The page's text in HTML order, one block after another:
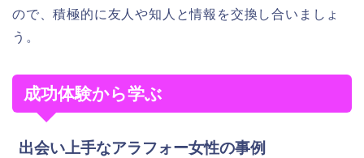
ので、積極的に友人や知人と情報を交換し合いましょ
う。
成功体験から学ぶ
出会い上手なアラフォー女性の事例